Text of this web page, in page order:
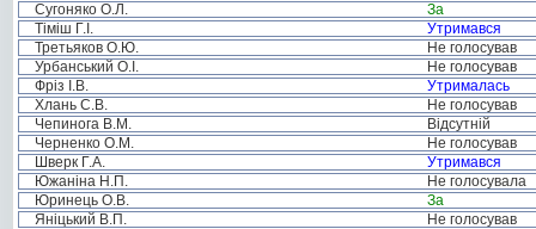
Сугоняко О.Л.
За
Тіміш Г.І.
Утримався
Третьяков О.Ю.
Не голосував
Урбанський О.І.
Не голосував
Фріз І.В.
Утрималась
Хлань С.В.
Не голосував
Чепинога В.М.
Відсутній
Черненко О.М.
Не голосував
Шверк Г.А.
Утримався
Южаніна Н.П.
Не голосувала
Юринець О.В.
За
Яніцький В.П.
Не голосував